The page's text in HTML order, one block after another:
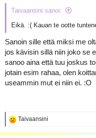
Taivaansini sanoi:
Eikä. :( Kauan te ootte
Sanoin sille että miksi me
jos kävisin sillä niin joko se
sanoo aina että tuu joskus
jotain esim rahaa, olen
useammin mut ei niin ei. :O
R
a
Taivaansini